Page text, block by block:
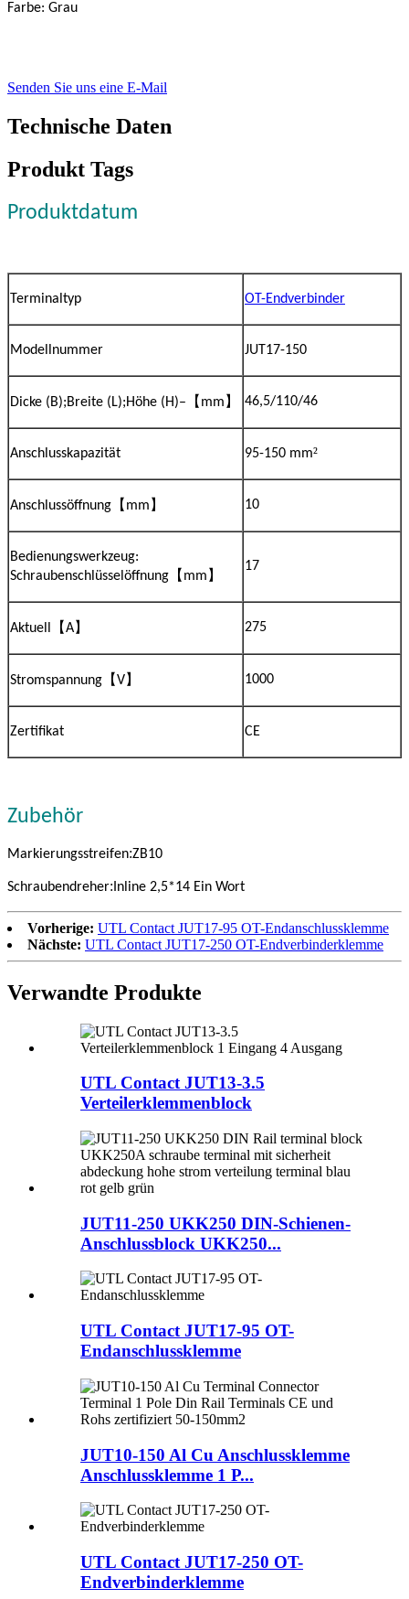
Farbe: Grau
Senden Sie uns eine E-Mail
Technische Daten
Produkt Tags
Produktdatum
Terminaltyp OT-Endverbinder
Modellnummer JUT17-150
Dicke (B);Breite (L);Höhe (H)– 【 mm 】 46,5/110/46
Anschlusskapazität 95-150 mm²
Anschlussöffnung 【 mm 】 10
Bedienungswerkzeug:
Schraubenschlüsselöffnung 【 mm 】
17
Aktuell 【A】 275
Stromspannung 【V】 1000
Zertifikat CE
Zubehör
Markierungsstreifen:ZB10
Schraubendreher: Inline 2,5*14 Ein Wort
Vorherige: UTL Contact JUT17-95 OT-Endanschlussklemme
Nächste: UTL Contact JUT17-250 OT-Endverbinderklemme
Verwandte Produkte
UTL Contact JUT13-3.5
Verteilerklemmenblock
JUT11-250 UKK250 DIN-Schienen-
Anschlussblock UKK250...
UTL Contact JUT17-95 OT-
Endanschlussklemme
JUT10-150 Al Cu Anschlussklemme
Anschlussklemme 1 P...
UTL Contact JUT17-250 OT-
Endverbinderklemme